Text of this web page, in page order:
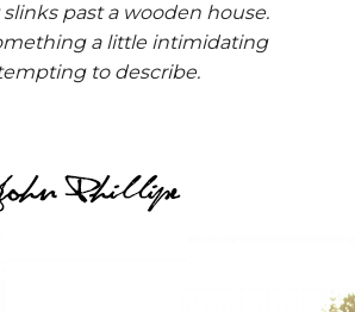
slinks past a wooden house.
a little intimidating
to describe.